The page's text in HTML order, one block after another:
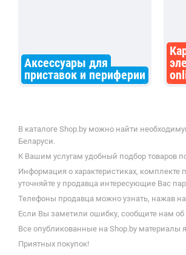
Аксессуары для
приставок и периферии
В каталоге Shop.by можно найти
Беларуси.
К Вашим услугам удобный подбор товаров
Информация о характеристиках,
уточняйте у продавца интересующие Вас
Телефоны продавца можно узнать, нажав на
Если Вы заметили ошибку, сообщите нам об
Все опубликованные на Shop.by
Приятных покупок!